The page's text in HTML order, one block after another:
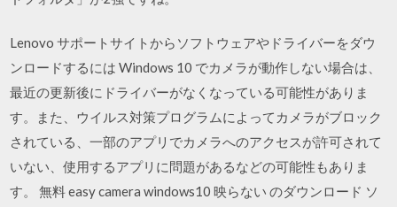
Lenovo サポートサイトからソフトウェアやドライバーをダウ
ンロードするには Windows 10 でカメラが動作しない場合は、
最近の更新後にドライバーがなくなっている可能性がありま
す。また、ウイルス対策プログラムによってカメラがブロック
されている、一部のアプリでカメラへのアクセスが許可されて
いない、使用するアプリに問題があるなどの可能性もありま
す。 無料 easy camera windows10 映らない のダウンロード ソ